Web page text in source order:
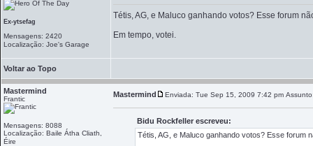
Ex-ytsefag
Mensagens: 2420
Localização: Joe's Garage
Tétis, AG, e Maluco ganhando votos? Esse forum
Em tempo, votei.
Voltar ao Topo
Mastermind
Frantic
Mensagens: 8088
Localização: Baile Átha Cliath,
Éire
Mastermind Enviada: Tue Sep 15, 2009 7:42 pm
Bidu Rockfeller escreveu:
Tétis, AG, e Maluco ganhando votos? Esse forum